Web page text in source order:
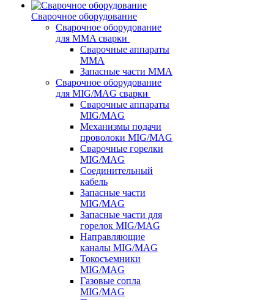
Сварочное оборудование
Сварочное оборудование
для MMA сварки
Сварочные аппараты
MMA
Запасные части MMA
Сварочное оборудование
для MIG/MAG сварки
Сварочные аппараты
MIG/MAG
Механизмы подачи
проволоки MIG/MAG
Сварочные горелки
MIG/MAG
Соединительный
кабель
Запасные части
MIG/MAG
Запасные части для
горелок MIG/MAG
Направляющие
каналы MIG/MAG
Токосъемники
MIG/MAG
Газовые сопла
MIG/MAG